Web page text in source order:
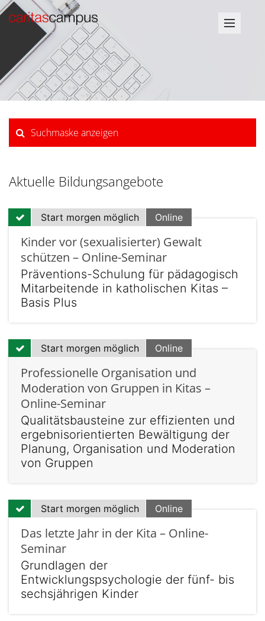
Suchmaske anzeigen
Aktuelle Bildungsangebote
Start morgen möglich Online
Kinder vor (sexualisierter) Gewalt
schützen – Online-Seminar
Präventions-Schulung für pädagogisch
Mitarbeitende in katholischen Kitas –
Basis Plus
Start morgen möglich Online
Professionelle Organisation und
Moderation von Gruppen in Kitas –
Online-Seminar
Qualitätsbausteine zur effizienten und
ergebnisorientierten Bewältigung der
Planung, Organisation und Moderation
von Gruppen
Start morgen möglich Online
Das letzte Jahr in der Kita – Online-
Seminar
Grundlagen der
Entwicklungspsychologie der fünf- bis
sechsjährigen Kinder